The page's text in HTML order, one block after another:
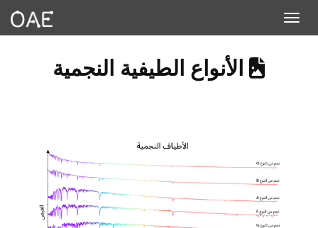
Toggle navigation
DESCRIBES AN IMAGE
الأنواع الطيفية النجمية